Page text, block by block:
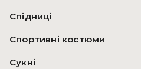
Спідниці
Спортивні костюми
Сукні